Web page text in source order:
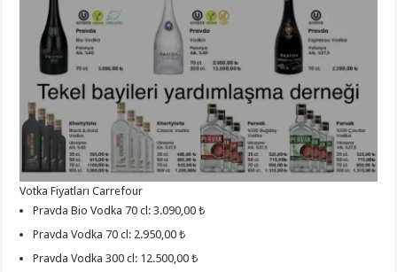
Votka Fiyatları Carrefour
Pravda Bio Vodka 70 cl: 3.090,00 ₺
Pravda Vodka 70 cl: 2.950,00 ₺
Pravda Vodka 300 cl: 12.500,00 ₺